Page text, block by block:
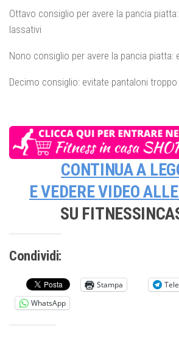
Ottavo consiglio per avere la pancia
lassativi
Nono consiglio per avere la pancia piatta:
Decimo consiglio: evitate pantaloni troppo
CONTINUA A
E VEDEREVIDEO
SU
Condividi:
Stampa
WhatsApp